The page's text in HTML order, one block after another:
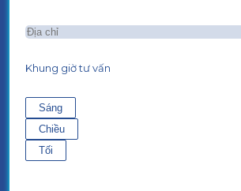
Khung giờ tư vấn
Sáng
Chiều
Tối